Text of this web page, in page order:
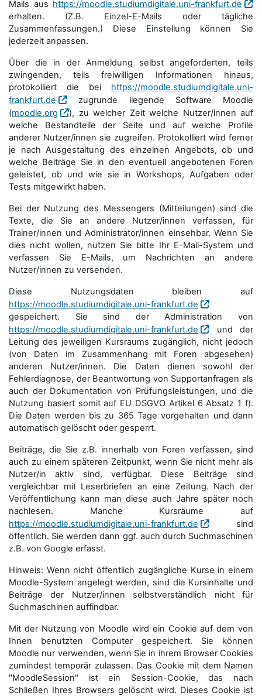
Mails aus https://moodle.studiumdigitale.uni-frankfurt.de
erhalten. (Z.B. Einzel-E-Mails oder tägliche
Zusammenfassungen.) Diese Einstellung können Sie
jederzeit anpassen.
Über die in der Anmeldung selbst angeforderten, teils
zwingenden, teils freiwilligen Informationen hinaus,
protokolliert die bei https://moodle.studiumdigitale.uni-
frankfurt.de
zugrunde liegende Software Moodle
(moodle.org
), zu welcher Zeit welche Nutzer/innen auf
welche Bestandteile der Seite und auf welche Profile
anderer Nutzer/innen sie zugreifen. Protokolliert wird ferner
je nach Ausgestaltung des einzelnen Angebots, ob und
welche Beiträge Sie in den eventuell angebotenen Foren
geleistet, ob und wie sie in Workshops, Aufgaben oder
Tests mitgewirkt haben.
Bei der Nutzung des Messengers (Mitteilungen) sind die
Texte, die Sie an andere Nutzer/innen verfassen, für
Trainer/innen und Administrator/innen einsehbar. Wenn Sie
dies nicht wollen, nutzen Sie bitte Ihr E-Mail-System und
verfassen Sie E-Mails, um Nachrichten an andere
Nutzer/innen zu versenden.
Diese Nutzungsdaten bleiben auf
https://moodle.studiumdigitale.uni-frankfurt.de
gespeichert. Sie sind der Administration von
https://moodle.studiumdigitale.uni-frankfurt.de
und der
Leitung des jeweiligen Kursraums zugänglich, nicht jedoch
(von Daten im Zusammenhang mit Foren abgesehen)
anderen Nutzer/innen. Die Daten dienen sowohl der
Fehlerdiagnose, der Beantwortung von Supportanfragen als
auch der Dokumentation von Prüfungsleistungen, und die
Nutzung basiert somit auf EU DSGVO Artikel 6 Absatz 1 f).
Die Daten werden bis zu 365 Tage vorgehalten und dann
automatisch gelöscht oder gesperrt.
Beiträge, die Sie z.B. innerhalb von Foren verfassen, sind
auch zu einem späteren Zeitpunkt, wenn Sie nicht mehr als
Nutzer/in aktiv sind, verfügbar. Diese Beiträge sind
vergleichbar mit Leserbriefen an eine Zeitung. Nach der
Veröffentlichung kann man diese auch Jahre später noch
nachlesen. Manche Kursräume auf
https://moodle.studiumdigitale.uni-frankfurt.de
sind
öffentlich. Sie werden dann ggf. auch durch Suchmaschinen
z.B. von Google erfasst.
Hinweis: Wenn nicht öffentlich zugängliche Kurse in einem
Moodle-System angelegt werden, sind die Kursinhalte und
Beiträge der Nutzer/innen selbstverständlich nicht für
Suchmaschi­nen auffindbar.
Mit der Nutzung von Moodle wird ein Cookie auf dem von
Ihnen benutzten Computer gespeichert. Sie können
Moodle nur verwenden, wenn Sie in ihrem Browser Cookies
zumindest temporär zulassen. Das Cookie mit dem Namen
"MoodleSession" ist ein Session-Cookie, das nach
Schließen Ihres Browsers gelöscht wird. Dieses Cookie ist